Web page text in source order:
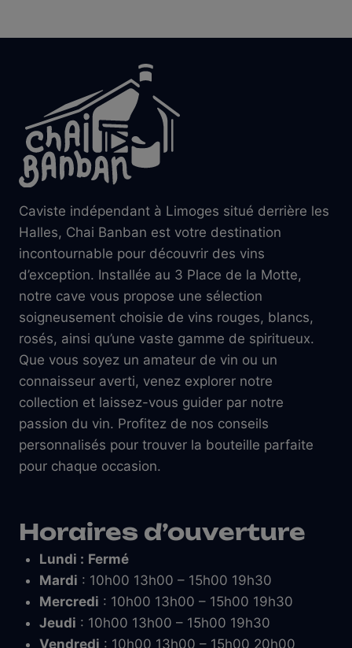
Caviste indépendant à Limoges situé derrière les
Halles, Chai Banban est votre destination
incontournable pour découvrir des vins
d’exception. Installée au 3 Place de la Motte,
notre cave vous propose une sélection
soigneusement choisie de vins rouges, blancs,
rosés, ainsi qu’une vaste gamme de spiritueux.
Que vous soyez un amateur de vin ou un
connaisseur averti, venez explorer notre
collection et laissez-vous guider par notre
passion du vin. Profitez de nos conseils
personnalisés pour trouver la bouteille parfaite
pour chaque occasion.
Horaires d’ouverture
Lundi : Fermé
Mardi : 10h00 13h00 – 15h00 19h30
Mercredi : 10h00 13h00 – 15h00 19h30
Jeudi : 10h00 13h00 – 15h00 19h30
Vendredi : 10h00 13h00 – 15h00 20h00